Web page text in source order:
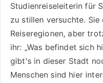
Studienreiseleiterin für
zu stillen versuchte.
Reiseregionen, aber
ihr: „Was befindet sich
gibt's in dieser Stadt
Menschen sind hier